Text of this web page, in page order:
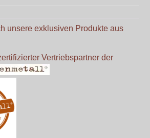
unsere exklusiven Produkte aus
Vertriebspartner der